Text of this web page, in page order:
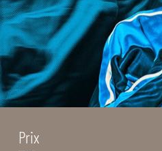
Prix